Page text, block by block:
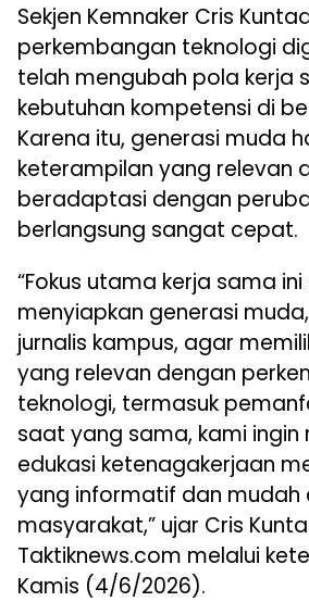
Sekjen Kemnaker Cris
perkembangan teknologi
telah mengubah pola kerja
kebutuhan kompetensi di
Karena itu, generasi muda
keterampilan yang relevan
beradaptasi dengan
berlangsung sangat cepat.
“Fokus utama kerja sama
menyiapkan generasi
jurnalis kampus, agar
yang relevan dengan
teknologi, termasuk
saat yang sama, kami
edukasi ketenagakerjaan
yang informatif dan mudah
masyarakat,” ujar Cris
Taktiknews.com melalui
Kamis (4/6/2026).